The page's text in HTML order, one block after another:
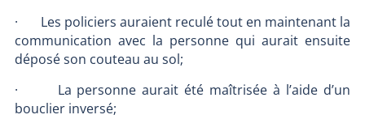
· Les policiers auraient reculé tout en maintenant la
communication avec la personne qui aurait ensuite
déposé son couteau au sol;
· La personne aurait été maîtrisée à l’aide d’un
bouclier inversé;